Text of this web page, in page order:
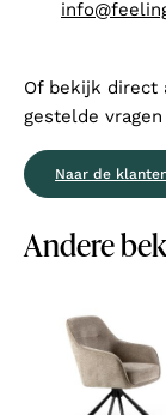
Of bekijk direct
gestelde
Naar de
Andere